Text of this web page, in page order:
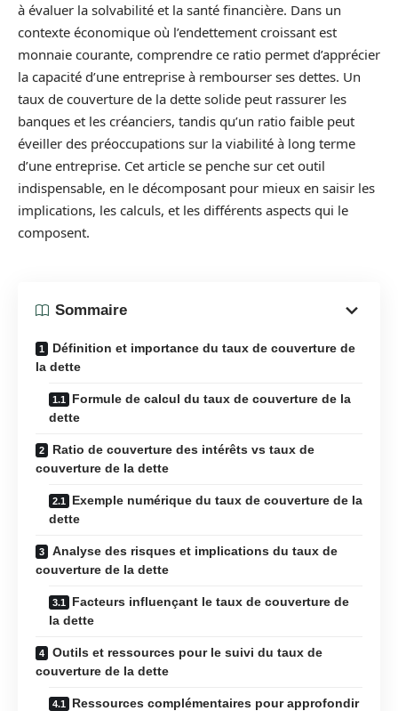
à évaluer la solvabilité et la santé financière. Dans un
contexte économique où l’endettement croissant est
monnaie courante, comprendre ce ratio permet d’apprécier
la capacité d’une entreprise à rembourser ses dettes. Un
taux de couverture de la dette solide peut rassurer les
banques et les créanciers, tandis qu’un ratio faible peut
éveiller des préoccupations sur la viabilité à long terme
d’une entreprise. Cet article se penche sur cet outil
indispensable, en le décomposant pour mieux en saisir les
implications, les calculs, et les différents aspects qui le
composent.
Sommaire
Définition et importance du taux de couverture de
la dette
Formule de calcul du taux de couverture de la
dette
Ratio de couverture des intérêts vs taux de
couverture de la dette
Exemple numérique du taux de couverture de la
dette
Analyse des risques et implications du taux de
couverture de la dette
Facteurs influençant le taux de couverture de
la dette
Outils et ressources pour le suivi du taux de
couverture de la dette
Ressources complémentaires pour approfondir